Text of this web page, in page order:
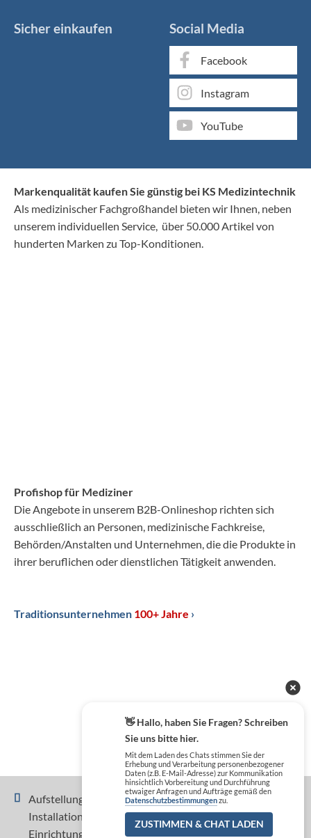
Sicher einkaufen Social Media
Facebook
Instagram
YouTube
Markenqualität kaufen Sie günstig bei KS Medizintechnik
Als medizinischer Fachgroßhandel bieten wir Ihnen, neben
unserem individuellen Service, über 50.000 Artikel von
hunderten Marken zu Top-Konditionen.
Profishop für Mediziner
Die Angebote in unserem B2B-Onlineshop richten sich
ausschließlich an Personen, medizinische Fachkreise,
Behörden/Anstalten und Unternehmen, die die Produkte in
ihrer beruflichen oder dienstlichen Tätigkeit anwenden.
Traditionsunternehmen 100+ Jahre ›
Aufstellung, Inbetriebnahme, Einweisung und
Installation sind nicht im Preis der Geräte und
Einrichtungen enthalten und separat zu beauftragen.
👋 Hallo, haben Sie Fragen? Schreiben
Sie uns bitte hier.
Mit dem Laden des Chats stimmen Sie der
Erhebung und Verarbeitung personenbezogener
Daten (z.B. E-Mail-Adresse) zur Kommunikation
hinsichtlich Vorbereitung und Durchführung
etwaiger Anfragen und Aufträge gemäß den
Datenschutzbestimmungenzu.
ZUSTIMMEN & CHAT LADEN